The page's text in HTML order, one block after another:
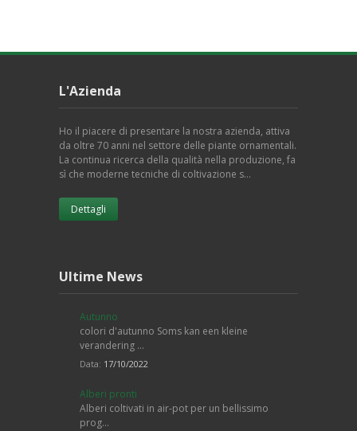
L'Azienda
Ho il piacere di presentare la nostra azienda, attiva
da oltre 70 anni nel settore delle piante ornamentali.
La continua ricerca della qualità nella produzione, fa
sì che moderne tecniche di coltivazione s…
Dettagli
Ultime News
Autunno
colori d'autunno Soms kan een kleine
verandering …
Data: 17/10/2022
Alberi pronti
Alberi coltivati in air-pot per un bellissimo
prog…